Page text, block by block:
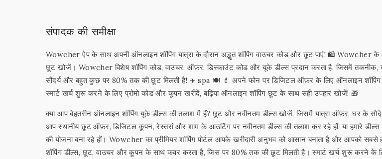
संपादक की समीक्षा
Wowcher ऐप के साथ अपनी ऑनलाइन शॉपिंग यात्रा के दौरान अद्भुत शॉपिंग वाउचर कोड और छूट पाएं! 🛍️ Wowcher के
छूट खोजें। Wowcher विशेष शॉपिंग कोड, वाउचर, ऑफ़र, डिस्काउंट कोड और यूके डील्स प्रदान करता है, जिसमें तकनीक,
सौंदर्य और बहुत कुछ पर 80% तक की छूट मिलती है! ✈️ spa 🍽️ 💄 अपने फोन पर डिजिटल ऑफ़र के लिए ऑनलाइन शॉपिंग
स्मार्ट खर्च शुरू करने के लिए प्रोमो कोड और कूपन खरीदें, बढ़िया ऑनलाइन शॉपिंग छूट के साथ सही उपहार खोजें! 🎁
क्या आप बेहतरीन ऑनलाइन शॉपिंग यूके डील्स की तलाश में हैं? छूट और नवीनतम डील्स खोजें, जिसमें यात्रा ऑफ़र, घर के
आप स्थानीय छूट ऑफ़र, डिजिटल कूपन, रेस्तरां और शाम के आउटिंग पर नवीनतम डील्स की तलाश कर रहे हों, या हमारे
की योजना बना रहे हों। Wowcher का प्रीमियर शॉपिंग पोर्टल आपके खरीदारी अनुभव को आसान बनाता है और आपको
शॉपिंग डील्स, छूट, वाउचर और कूपन के साथ कवर करता है, जिस पर 80% तक की छूट मिलती है। स्मार्ट खर्च शुरू करने के